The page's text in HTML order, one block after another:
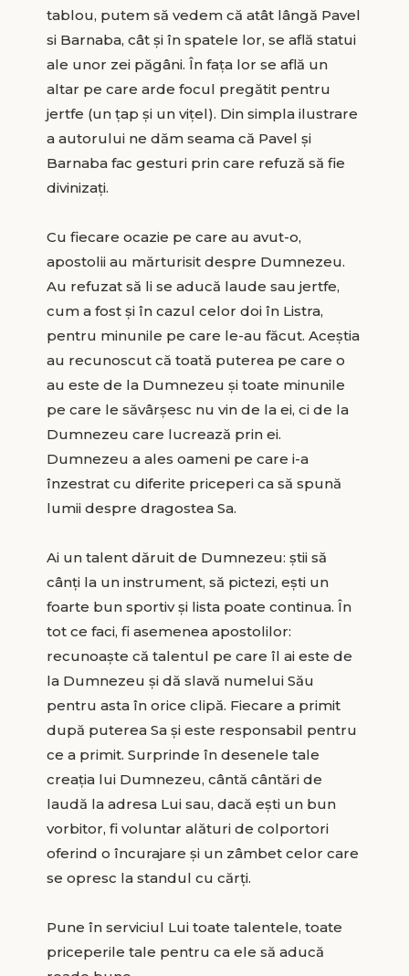
tablou, putem să vedem că atât lângă Pavel
si Barnaba, cât și în spatele lor, se află statui
ale unor zei păgâni. În fața lor se află un
altar pe care arde focul pregătit pentru
jertfe (un țap și un vițel). Din simpla ilustrare
a autorului ne dăm seama că Pavel și
Barnaba fac gesturi prin care refuză să fie
divinizați.
Cu fiecare ocazie pe care au avut-o,
apostolii au mărturisit despre Dumnezeu.
Au refuzat să li se aducă laude sau jertfe,
cum a fost și în cazul celor doi în Listra,
pentru minunile pe care le-au făcut. Aceștia
au recunoscut că toată puterea pe care o
au este de la Dumnezeu și toate minunile
pe care le săvârșesc nu vin de la ei, ci de la
Dumnezeu care lucrează prin ei.
Dumnezeu a ales oameni pe care i-a
înzestrat cu diferite priceperi ca să spună
lumii despre dragostea Sa.
Ai un talent dăruit de Dumnezeu: știi să
cânți la un instrument, să pictezi, ești un
foarte bun sportiv și lista poate continua. În
tot ce faci, fi asemenea apostolilor:
recunoaște că talentul pe care îl ai este de
la Dumnezeu și dă slavă numelui Său
pentru asta în orice clipă. Fiecare a primit
după puterea Sa și este responsabil pentru
ce a primit. Surprinde în desenele tale
creația lui Dumnezeu, cântă cântări de
laudă la adresa Lui sau, dacă ești un bun
vorbitor, fi voluntar alături de colportori
oferind o încurajare și un zâmbet celor care
se opresc la standul cu cărți.
Pune în serviciul Lui toate talentele, toate
priceperile tale pentru ca ele să aducă